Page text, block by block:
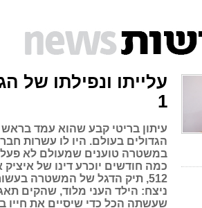
עלייתו ונפילתו של
1
עיתון בריטי קבע שהוא עמד
הגדולים בעולם. היו לו עשרות
במשטרה טוענים שמעולם לא פעל
כמה חודשים יוכרע דינו של
512, תיק הדגל של המשטרה
ניצח: הילד העני מלוד, שהקים
שעשתה הכל כדי שיסיים את חייו